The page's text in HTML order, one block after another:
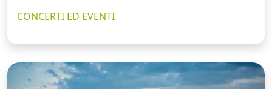
CONCERTI ED EVENTI